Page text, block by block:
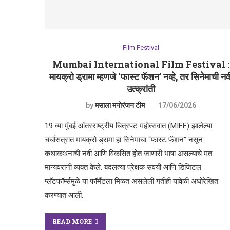
Film Festival
Mumbai International Film Festival :
मायक्रो ड्रामा म्हणजे ‘फास्ट फॅशन’ नव्हे, तर सिनेमाची
उत्क्रांती
byमसाला मनोरंजन टीम 17/06/2026
19 व्या मुंबई आंतरराष्ट्रीय चित्रपट महोत्सवात (MIFF) झालेल्या
चर्चासत्रात मायक्रो ड्रामा हा सिनेमाचा “फास्ट फॅशन” नसून
कथाकथनाची नवी आणि विकसित होत जाणारी भाषा असल्याचे मत
मान्यवरांनी व्यक्त केले. बदलत्या प्रेक्षक सवयी आणि डिजिटल
प्लॅटफॉर्म्समुळे या फॉर्मॅटला मिळत असलेली गतीही यावेळी अधोरेखित
करण्यात आली.
READ MORE